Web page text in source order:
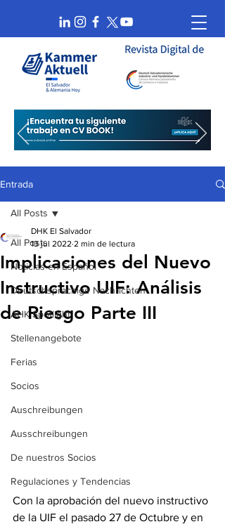
Entrada
All Posts
Noticias en Español
Deutschsprachige Nachrichten
AHK Spotlight
Stellenangebote
Ferias
Socios
Auschreibungen
Ausschreibungen
De nuestros Socios
Regulaciones y Tendencias
All Posts
Implicaciones del Nuevo
Instructivo UIF: Análisis
de Riesgo Parte III
DHK El Salvador
13 jul 2022 2 min de lectura
Con la aprobación del nuevo instructivo
de la UIF el pasado 27 de Octubre y en